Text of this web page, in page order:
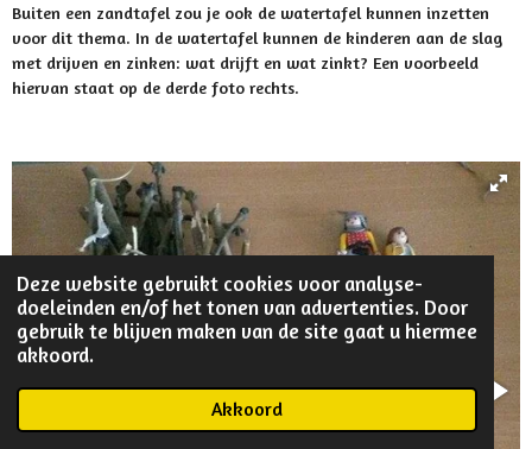
Deze website gebruikt cookies voor analyse-
doeleinden en/of het tonen van advertenties. Door
gebruik te blijven maken van de site gaat u hiermee
akkoord.
Akkoord
Buiten een zandtafel zou je ook de watertafel kunnen inzetten
voor dit thema. In de watertafel kunnen de kinderen aan de slag
met drijven en zinken: wat drijft en wat zinkt? Een voorbeeld
hiervan staat op de derde foto rechts.